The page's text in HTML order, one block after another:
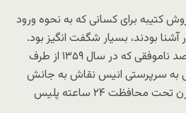
کتیبه برای کسانی که به نحوه ورود
آشنا بودند، بسیار شگفت انگیز بود.
شاپور بختیار پس از سوء قصد ناموفقی که در سال ۱۳۵۹ از طرف
به سرپرستی انیس نقاش به جانش
شده بود در منزلش در سورن تحت محافظت ۲۴ ساعته پلیس